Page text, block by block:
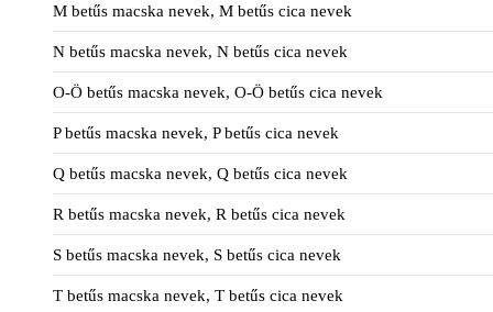
M betűs macska nevek, M betűs cica nevek
N betűs macska nevek, N betűs cica nevek
O-Ö betűs macska nevek, O-Ö betűs cica nevek
P betűs macska nevek, P betűs cica nevek
Q betűs macska nevek, Q betűs cica nevek
R betűs macska nevek, R betűs cica nevek
S betűs macska nevek, S betűs cica nevek
T betűs macska nevek, T betűs cica nevek